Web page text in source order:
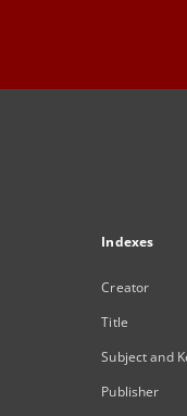
Indexes
Creator
Title
Subject and
Publisher